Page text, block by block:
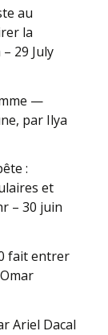
au
la
29 July
—
par Ilya
:
et
– 30 juin
fait entrer
Ariel Dacal